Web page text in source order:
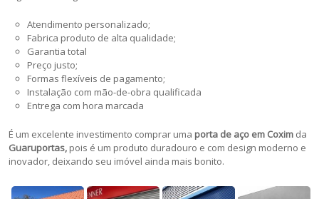
Atendimento personalizado;
Fabrica produto de alta qualidade;
Garantia total
Preço justo;
Formas flexíveis de pagamento;
Instalação com mão-de-obra qualificada
Entrega com hora marcada
É um excelente investimento comprar uma porta de aço em Coxim da
Guaruportas, pois é um produto duradouro e com design moderno e
inovador, deixando seu imóvel ainda mais bonito.